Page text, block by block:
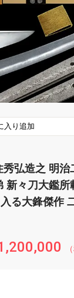
弘造之 明治
新々刀大鑑所
る大鋒傑作